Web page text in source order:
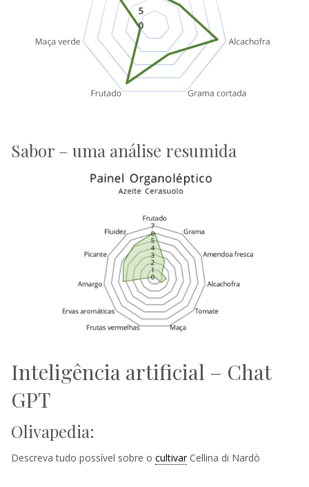
Sabor – uma análise resumida
Inteligência artificial – Chat
GPT
Olivapedia:
Descreva tudo possível sobre o cultivarCellina di Nardò